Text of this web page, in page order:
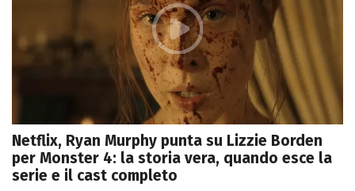
Netflix, Ryan Murphy punta su Lizzie Borden
per Monster 4: la storia vera, quando esce la
serie e il cast completo